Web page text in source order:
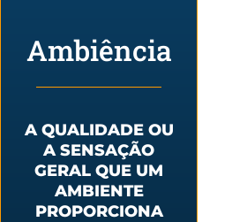
Ambiência
A QUALIDADE OU
A SENSAÇÃO
GERAL QUE UM
AMBIENTE
PROPORCIONA